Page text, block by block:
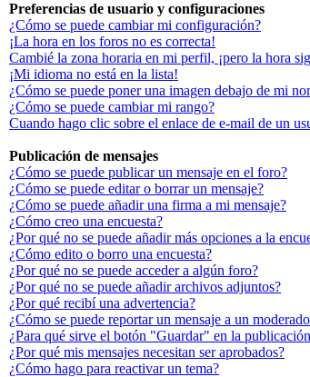
Preferencias de usuario y configuraciones
¿Cómo se puede cambiar mi configuración?
¡La hora en los foros no es correcta!
Cambié la zona horaria en mi perfil, ¡pero la hora
¡Mi idioma no está en la lista!
¿Cómo se puede poner una imagen debajo de mi
¿Cómo se puede cambiar mi rango?
Cuando hago clic sobre el enlace de e-mail de un
Publicación de mensajes
¿Cómo se puede publicar un mensaje en el foro?
¿Cómo se puede editar o borrar un mensaje?
¿Cómo se puede añadir una firma a mi mensaje?
¿Cómo creo una encuesta?
¿Por qué no se puede añadir más opciones a la
¿Cómo edito o borro una encuesta?
¿Por qué no se puede acceder a algún foro?
¿Por qué no se puede añadir archivos adjuntos?
¿Por qué recibí una advertencia?
¿Cómo se puede reportar un mensaje a un
¿Para qué sirve el botón "Guardar" en la
¿Por qué mis mensajes necesitan ser aprobados?
¿Cómo hago para reactivar un tema?